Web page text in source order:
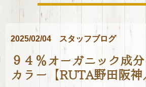
2025/02/04 スタッフブログ
９４％オーガニック成
カラー【RUTA野田阪神